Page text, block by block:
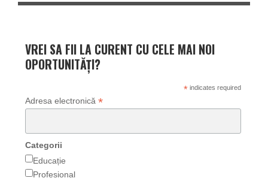
VREI SA FII LA CURENT CU CELE MAI NOI
OPORTUNITĂȚI?
*indicates required
Adresa electronică *
Categorii
Educație
Profesional